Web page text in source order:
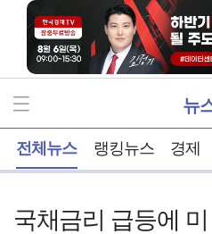
뉴
전체뉴스 랭킹뉴스 경제
국채금리 급등에